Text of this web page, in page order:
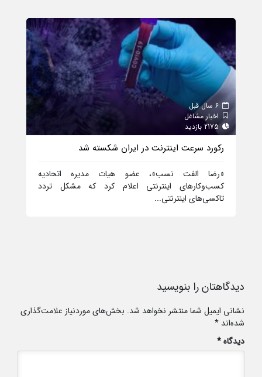
اخبار مشاغل
2175 بازدید
رکورد سرعت اینترنت در ایران شکسته شد
«رضا الفت نسب»، عضو هیات مدیره اتحادیه
کسب‌وکارهای اینترنتی اعلام کرد که مشکل تردد
تاکسی‌های اینترنتی...
دیدگاهتان را بنویسید
نشانی ایمیل شما منتشر نخواهد شد. بخش‌های موردنیاز علامت‌گذاری
شده‌اند *
دیدگاه*